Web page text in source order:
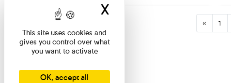
« 1
This site uses cookies and
gives you control over what
you want to activate
OK, accept all
X Hide cookie banner